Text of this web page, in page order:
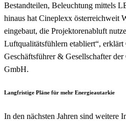
Bestandteilen, Beleuchtung mittels
hinaus hat Cineplexx österreichweit
eingebaut, die Projektorenabluft
Luftqualitätsfühlern etabliert“, erklärt
Geschäftsführer & Gesellschafter
GmbH.
Langfristige Pläne für mehr Energieautarkie
In den nächsten Jahren sind weitere